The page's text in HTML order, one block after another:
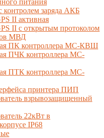
заряда АКБ
II активная
II с открытым протоколом
МВД
ПК контроллера МС-КВШ
ПЧК контроллера МС-
ПТК контроллера МС-
принтера ПИП
взрывозащищенный
22кВт в
IP68